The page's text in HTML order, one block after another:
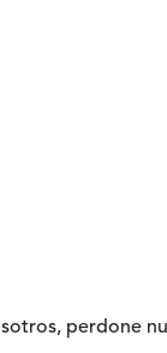
perdone